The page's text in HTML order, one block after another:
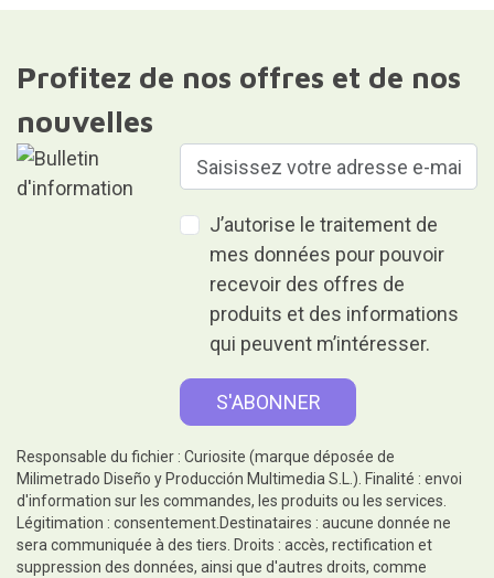
Profitez de nos offres et de nos
nouvelles
J’autorise le traitement de
mes données pour pouvoir
recevoir des offres de
produits et des informations
qui peuvent m’intéresser.
Responsable du fichier : Curiosite (marque déposée de
Milimetrado Diseño y Producción Multimedia S.L.). Finalité : envoi
d'information sur les commandes, les produits ou les services.
Légitimation : consentement.Destinataires : aucune donnée ne
sera communiquée à des tiers. Droits : accès, rectification et
suppression des données, ainsi que d'autres droits, comme